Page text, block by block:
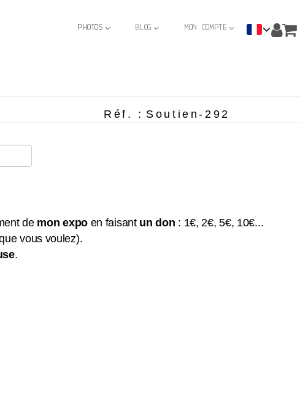
PHOTOS BLOG MON COMPTE
Réf. : Soutien-292
de mon expoen faisant un don : 1€, 2€, 5€, 10€...
vous voulez).
.